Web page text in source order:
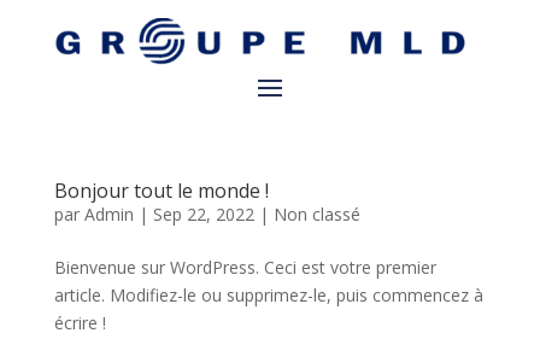
Bonjour tout le monde !
par Admin | Sep 22, 2022 | Non classé
Bienvenue sur WordPress. Ceci est votre premier
article. Modifiez-le ou supprimez-le, puis commencez à
écrire !